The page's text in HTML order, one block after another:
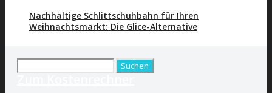
Nachhaltige Schlittschuhbahn für Ihren
Weihnachtsmarkt: Die Glice-Alternative